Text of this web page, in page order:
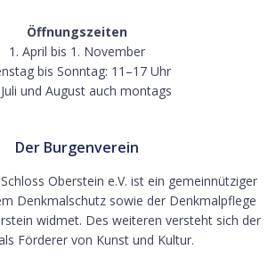
Öffnungszeiten
1. April bis 1. November
bis Sonntag: 11–17 Uhr
und August auch montags
Der Burgenverein
Oberstein e.V. ist ein gemeinnütziger
Denkmalschutz sowie der Denkmalpflege
widmet. Des weiteren versteht sich der
Förderer von Kunst und Kultur.